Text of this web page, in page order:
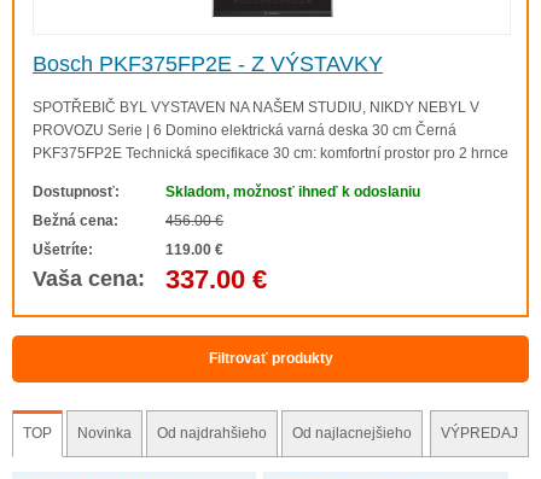
Bosch PKF375FP2E - Z VÝSTAVKY
SPOTŘEBIČ BYL VYSTAVEN NA NAŠEM STUDIU, NIKDY NEBYL V
PROVOZU Serie | 6 Domino elektrická varná deska 30 cm Černá
PKF375FP2E Technická specifikace 30 cm: komfortní prostor pro 2 hrnce
prostor pro běžnou nebo vět..
Dostupnosť:
Skladom, možnosť ihneď k odoslaniu
Bežná cena:
456.00 €
Ušetríte:
119.00 €
Vaša cena: 337.00 €
Filtrovať produkty
TOP Novinka Od najdrahšieho Od najlacnejšieho VÝPREDAJ